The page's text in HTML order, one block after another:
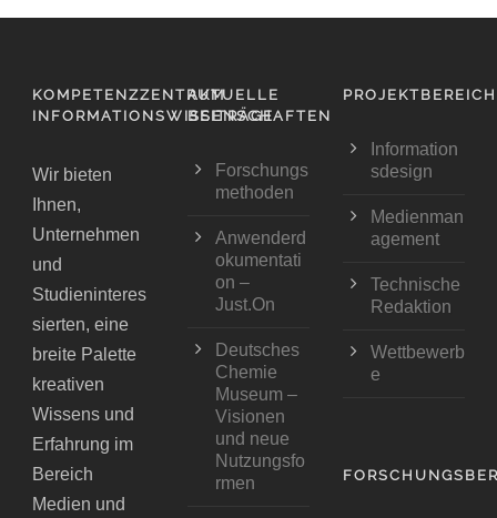
KOMPETENZZENTRUM
INFORMATIONSWISSENSCHAFTEN
Wir bieten
Ihnen,
Unternehmen
und
Studieninteres
sierten, eine
breite Palette
kreativen
Wissens und
Erfahrung im
Bereich
Medien und
AKTUELLE
BEITRÄGE
Forschungs
methoden
Anwenderd
okumentati
on –
Just.On
Deutsches
Chemie
Museum –
Visionen
und neue
Nutzungsfo
rmen
Information
sdesign
Medienman
agement
Technische
Redaktion
Wettbewerb
e